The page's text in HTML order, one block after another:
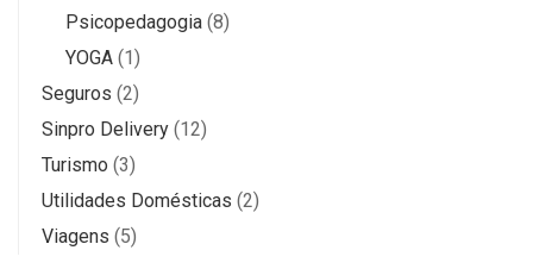
Psicopedagogia (8)
YOGA (1)
Seguros (2)
Sinpro Delivery (12)
Turismo (3)
Utilidades Domésticas (2)
Viagens (5)